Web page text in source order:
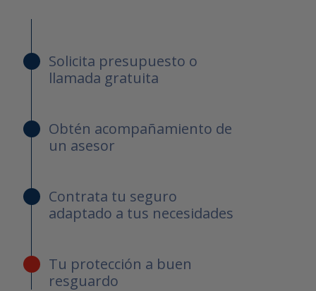
Solicita presupuesto o
llamada gratuita
Obtén acompañamiento de
un asesor
Contrata tu seguro
adaptado a tus necesidades
Tu protección a buen
resguardo